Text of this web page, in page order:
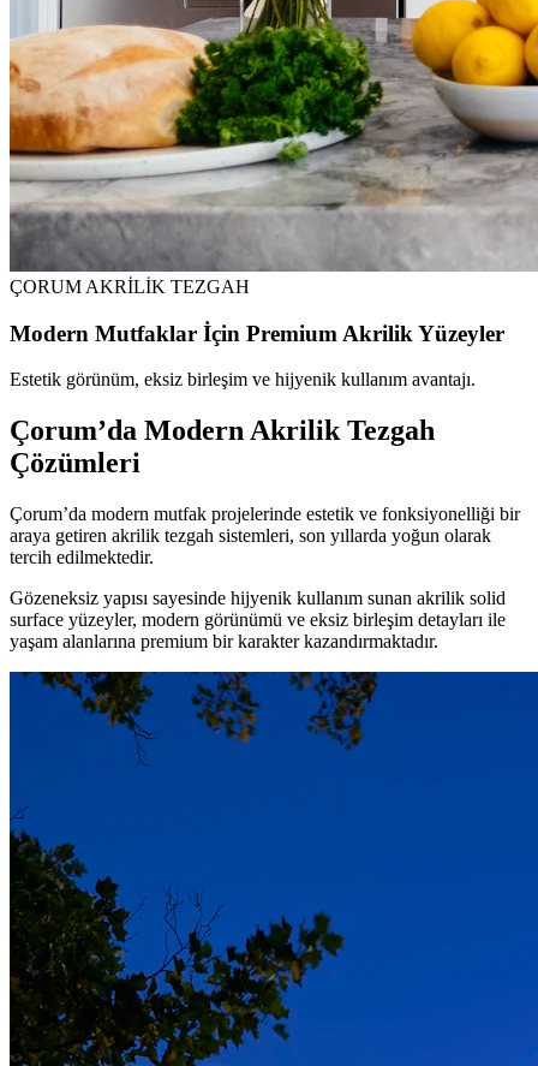
ÇORUM AKRİLİK TEZGAH
Modern Mutfaklar İçin Premium Akrilik Yüzeyler
Estetik görünüm, eksiz birleşim ve hijyenik kullanım avantajı.
Çorum’da Modern Akrilik Tezgah
Çözümleri
Çorum’da modern mutfak projelerinde estetik ve fonksiyonelliği bir
araya getiren akrilik tezgah sistemleri, son yıllarda yoğun olarak
tercih edilmektedir.
Gözeneksiz yapısı sayesinde hijyenik kullanım sunan akrilik solid
surface yüzeyler, modern görünümü ve eksiz birleşim detayları ile
yaşam alanlarına premium bir karakter kazandırmaktadır.